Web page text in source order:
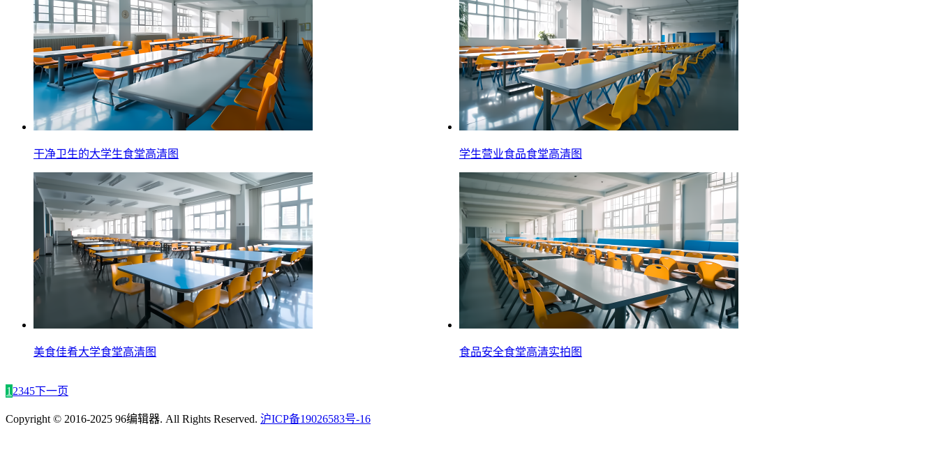
干净卫生的大学生食堂高清图 学生营业食品食堂高清图
美食佳肴大学食堂高清图 食品安全食堂高清实拍图
1 2345下一页
Copyright © 2016-2025 96编辑器. All Rights Reserved. 沪ICP备19026583号-16